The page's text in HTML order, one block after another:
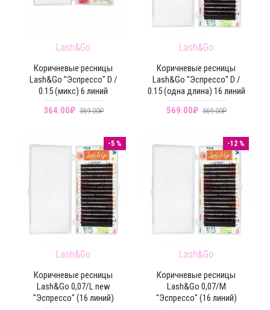
Lash&Go
Коричневые ресницы
Lash&Go "Эспрессо" D /
0.15 (микс) 6 линий
364.00₽ 369.00₽
Lash&Go
Коричневые ресницы
Lash&Go "Эспрессо" D /
0.15 (одна длина) 16 линий
569.00₽ 569.00₽
-5 %
Lash&Go
Коричневые ресницы
Lash&Go 0,07/L new
"Эспрессо" (16 линий)
-12 %
Lash&Go
Коричневые ресницы
Lash&Go 0,07/M
"Эспрессо" (16 линий)